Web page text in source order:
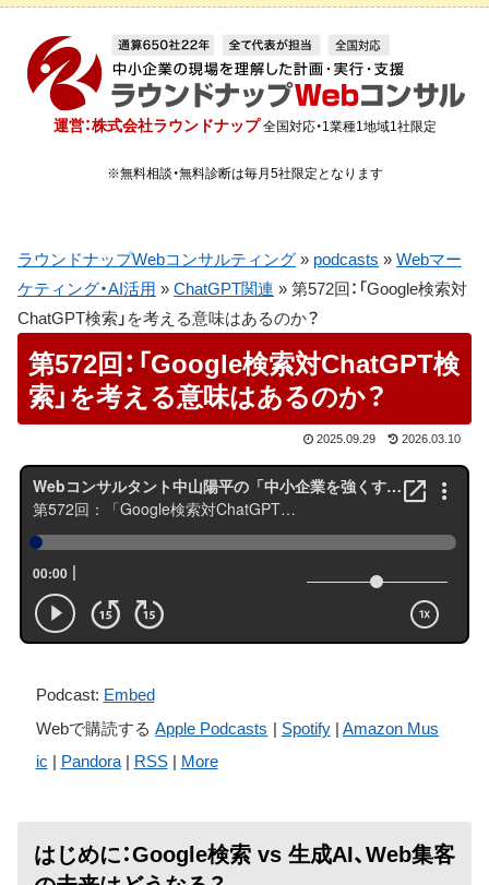
運営：株式会社ラウンドナップ 全国対応・1業種1地域1社限定
※無料相談・無料診断は毎月5社限定となります
ラウンドナップWebコンサルティング » podcasts » Webマー
ケティング・AI活用 » ChatGPT関連 » 第572回：「Google検索対
ChatGPT検索」を考える意味はあるのか？
第572回：「Google検索対ChatGPT検
索」を考える意味はあるのか？
2025.09.29 2026.03.10
Podcast: Embed
Webで購読するApple Podcasts | Spotify| Amazon Mus
ic | Pandora| RSS| More
はじめに：Google検索 vs 生成AI、Web集客